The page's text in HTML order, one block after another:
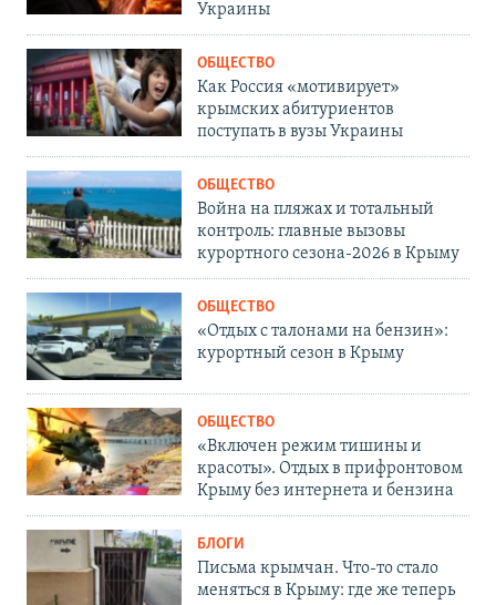
Украины
ОБЩЕСТВО
Как Россия «мотивирует»
крымских абитуриентов
поступать в вузы Украины
ОБЩЕСТВО
Война на пляжах и тотальный
контроль: главные вызовы
курортного сезона-2026 в Крыму
ОБЩЕСТВО
«Отдых с талонами на бензин»:
курортный сезон в Крыму
ОБЩЕСТВО
«Включен режим тишины и
красоты». Отдых в прифронтовом
Крыму без интернета и бензина
БЛОГИ
Письма крымчан. Что-то стало
меняться в Крыму: где же теперь